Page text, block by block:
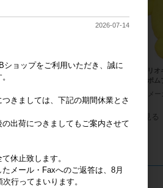
サンリオキャラクターズ ハンギョド
サンリ
ポムポ
メ
すべてのおすすめ商品を見る
ートは空です
2026-07-14
ショップをご利用いただき、誠に
きましては、下記の期間休業とさ
出荷につきましてもご案内させて
休止致します。
メール・Faxへのご返答は、8月
行ってまいります。